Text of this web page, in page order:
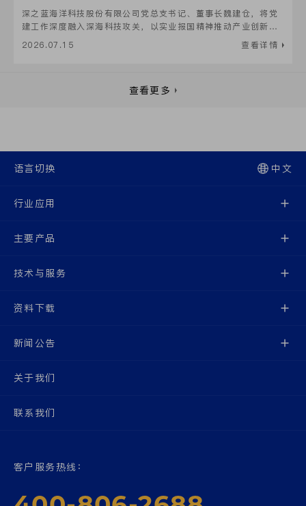
深之蓝海洋科技股份有限公司党总支书记、董事长魏建仓，将党
建工作深度融入深海科技攻关，以实业报国精神推动产业创新发
展，荣膺“天津市优秀党务工作者”称号。
2026.07.15 查看详情
查看更多
语言切换 中文
行业应用
主要产品
技术与服务
资料下载
新闻公告
关于我们
联系我们
客户服务热线：